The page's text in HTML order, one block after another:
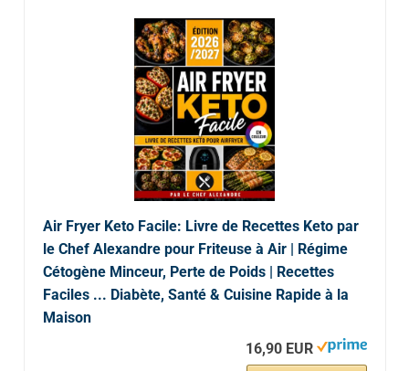
Air Fryer Keto Facile: Livre de Recettes Keto par
le Chef Alexandre pour Friteuse à Air | Régime
Cétogène Minceur, Perte de Poids | Recettes
Faciles ... Diabète, Santé & Cuisine Rapide à la
Maison
16,90 EUR